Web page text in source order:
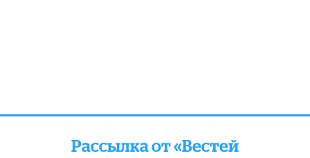
Рассылка от «Вестей